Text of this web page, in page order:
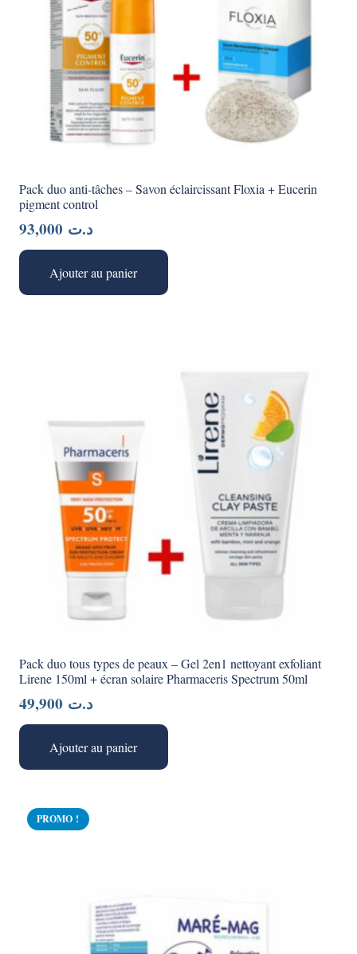
Pack duo anti-tâches – Savon éclaircissant Floxia + Eucerin
pigment control
د.ت
Ajouter au panier
Pack duo tous types de peaux – Gel 2en1 nettoyant exfoliant
Lirene 150ml + écran solaire Pharmaceris Spectrum 50ml
د.ت
Ajouter au panier
PROMO !